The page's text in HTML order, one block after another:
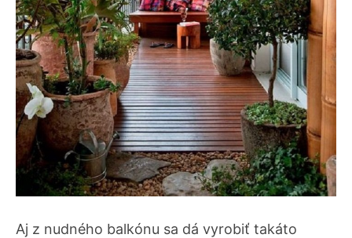
Aj z nudného balkónu sa dá vyrobiť takáto